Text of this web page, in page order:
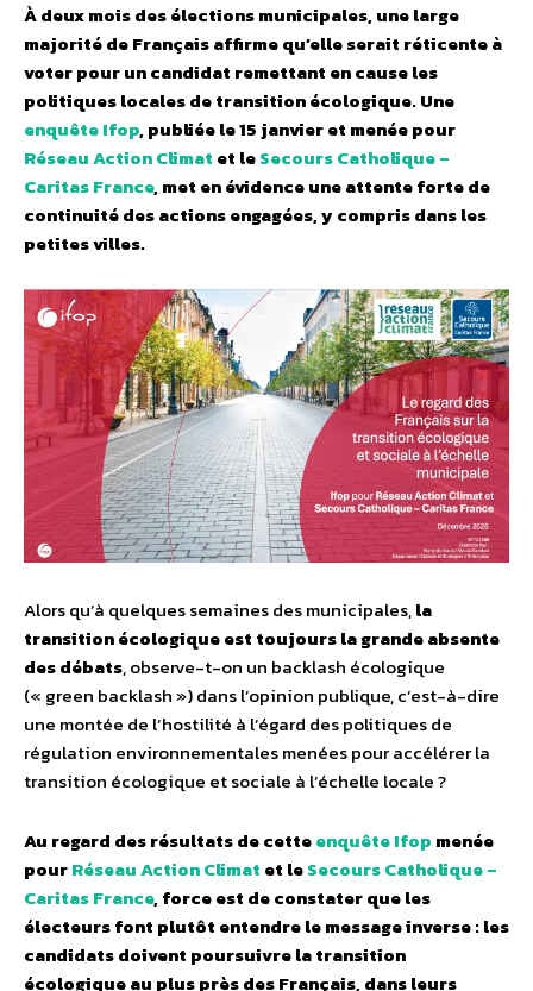
À deux mois des élections municipales, une large
majorité de Français affirme qu’elle serait réticente à
voter pour un candidat remettant en cause les
politiques locales de transition écologique. Une
enquête Ifop,publiée le 15 janvier et menée pour
Réseau Action Climat et leSecours Catholique –
Caritas France,met en évidence une attente forte de
continuité des actions engagées, y compris dans les
petites villes.
Alors qu’à quelques semaines des municipales,la
transition écologique est toujours la grande absente
des débats, observe-t-on un backlash écologique
(« green backlash ») dans l’opinion publique, c’est-à-dire
une montée de l’hostilité à l’égard des politiques de
régulation environnementales menées pour accélérer la
transition écologique et sociale à l’échelle locale ?
Au regard des résultats de cetteenquête Ifop menée
pourRéseau Action Climat et leSecours Catholique –
Caritas France, force est de constater que les
électeurs font plutôt entendre le message inverse : les
candidats doivent poursuivre la transition
écologique au plus près des Français, dans leurs